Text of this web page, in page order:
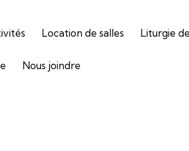
Location de salles Liturgie
Nous joindre